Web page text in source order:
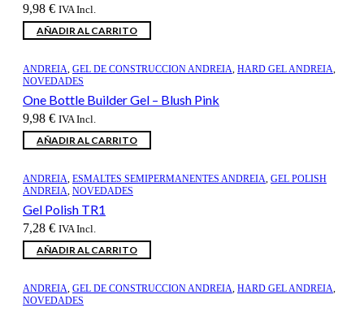
9,98 € IVA Incl.
AÑADIR AL CARRITO
ANDREIA, GEL DE CONSTRUCCION ANDREIA, HARD GEL ANDREIA,
NOVEDADES
One Bottle Builder Gel – Blush Pink
9,98 € IVA Incl.
AÑADIR AL CARRITO
ANDREIA, ESMALTES SEMIPERMANENTES ANDREIA, GEL POLISH
ANDREIA, NOVEDADES
Gel Polish TR1
7,28 € IVA Incl.
AÑADIR AL CARRITO
ANDREIA, GEL DE CONSTRUCCION ANDREIA, HARD GEL ANDREIA,
NOVEDADES